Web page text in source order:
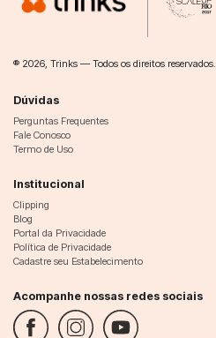
® 2026, Trinks — Todos os direitos reservados.
Dúvidas
Perguntas Frequentes
Fale Conosco
Termo de Uso
Institucional
Clipping
Blog
Portal da Privacidade
Política de Privacidade
Cadastre seu Estabelecimento
Acompanhe nossas redes sociais